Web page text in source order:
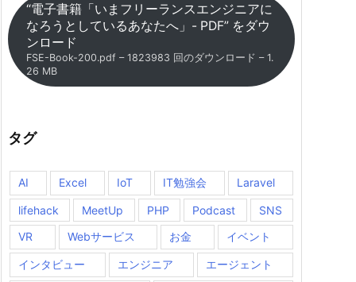
“電子書籍「いまフリーランスエンジニアに
なろうとしているあなたへ」- PDF” をダウ
ンロード
FSE-Book-200.pdf – 1823983 回のダウンロード – 1.
26 MB
タグ
AI Excel IoT IT勉強会 Laravel
lifehack MeetUp PHP Podcast
SNS
VR
Webサービス お金 イベント
インタビュー エンジニア エージェント